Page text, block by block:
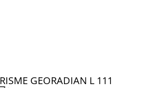
GEORADIAN L 111